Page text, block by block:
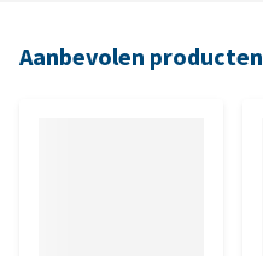
Aanbevolen producten